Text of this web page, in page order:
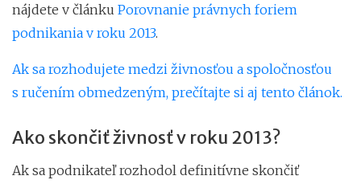
nájdete v článku Porovnanie právnych foriem
podnikania v roku 2013.
Ak sa rozhodujete medzi živnosťou a spoločnosťou
s ručením obmedzeným, prečítajte si aj tento článok.
Ako skončiť živnosť v roku 2013?
Ak sa podnikateľ rozhodol definitívne skončiť